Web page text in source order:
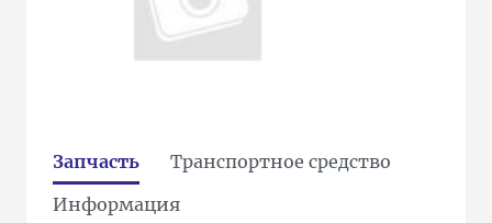
Запчасть
Транспортное средство
Информация